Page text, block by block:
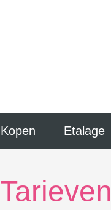
Kopen Etalage
Tarieven